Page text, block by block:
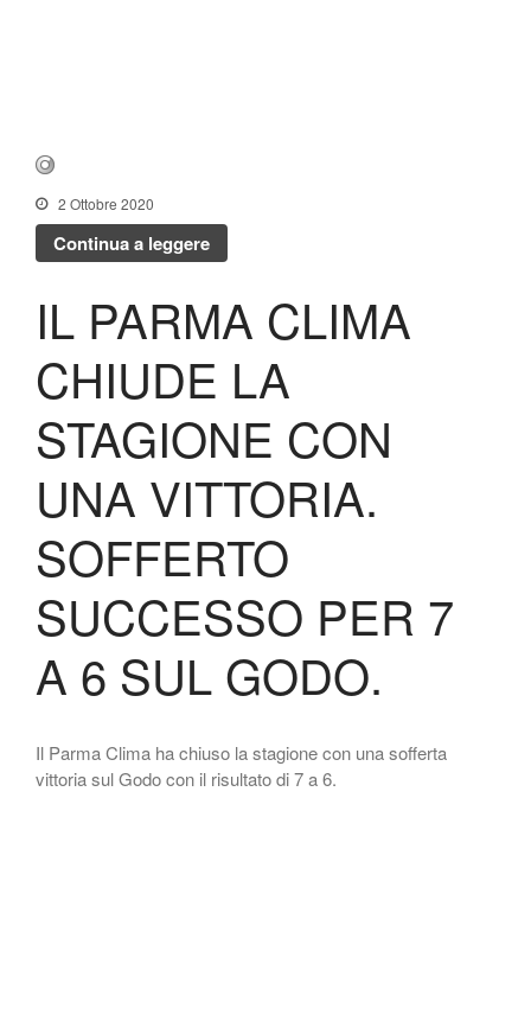
2 Ottobre 2020
Continua a leggere
IL PARMA CLIMA
CHIUDE LA
STAGIONE CON
UNA VITTORIA.
SOFFERTO
SUCCESSO PER 7
A 6 SUL GODO.
Il Parma Clima ha chiuso la stagione con una sofferta
vittoria sul Godo con il risultato di 7 a 6.